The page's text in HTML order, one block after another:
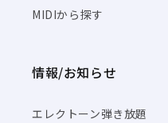
MIDIから探す
情報/お知らせ
エレクトーン弾き放題